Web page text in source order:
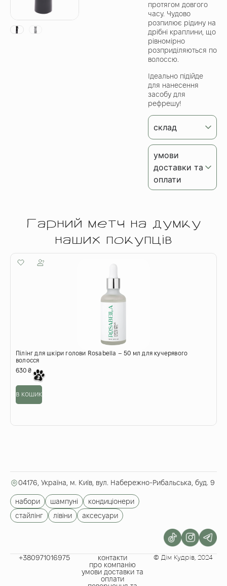
протягом довгого
часу. Чудово
розпилює рідину на
дрібні краплини, що
рівномірно
розприділяються по
волоссю.
Ідеально підійде
для нанесення
засобу для
рефрешу!
склад
умови
доставки та
оплати
Гарний метч на думку
наших покупців
Пілінг для шкіри голови Rosabella – 50 мл для кучерявого
волосся
630 ₴
в кошик
04176, Україна, м. Київ, вул. Набережно-Рибальська, буд. 9
набори шампуні
кондиціонери
стайлінг
лівіни аксесуари
+380971016975​
контакти
про компанію
умови доставки та
оплати
© Дім Кудрів, 2024